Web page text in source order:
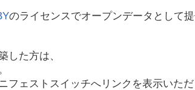
のライセンスでオープンデータとして
した方は、
ェストスイッチへリンクを表示いただ